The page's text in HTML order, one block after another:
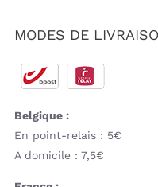
MODES DE
Belgique :
En point-relais : 5€
A domicile : 7,5€